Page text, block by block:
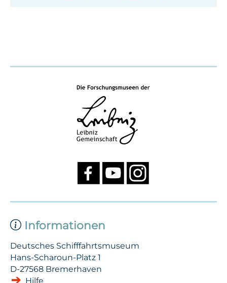
Informationen
Deutsches Schifffahrtsmuseum
Hans-Scharoun-Platz 1
D-27568 Bremerhaven
Hilfe